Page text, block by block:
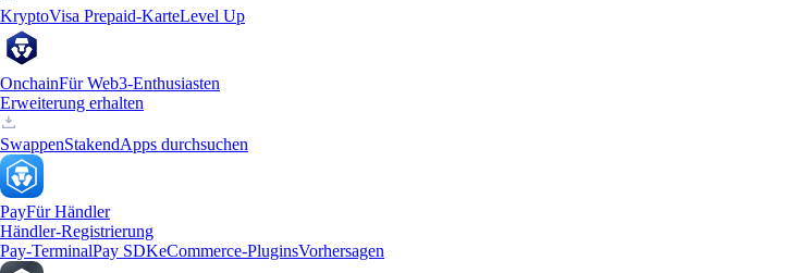
KryptoVisa Prepaid-KarteLevel Up
OnchainFür Web3-Enthusiasten
Erweiterung erhalten
SwappenStakendApps durchsuchen
PayFür Händler
Händler-Registrierung
Pay-TerminalPay SDKeCommerce-PluginsVorhersagen